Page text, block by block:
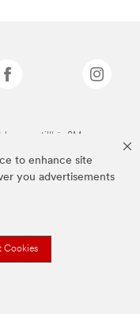
to enhance site
you advertisements
Cookies
som tillhör 3M.